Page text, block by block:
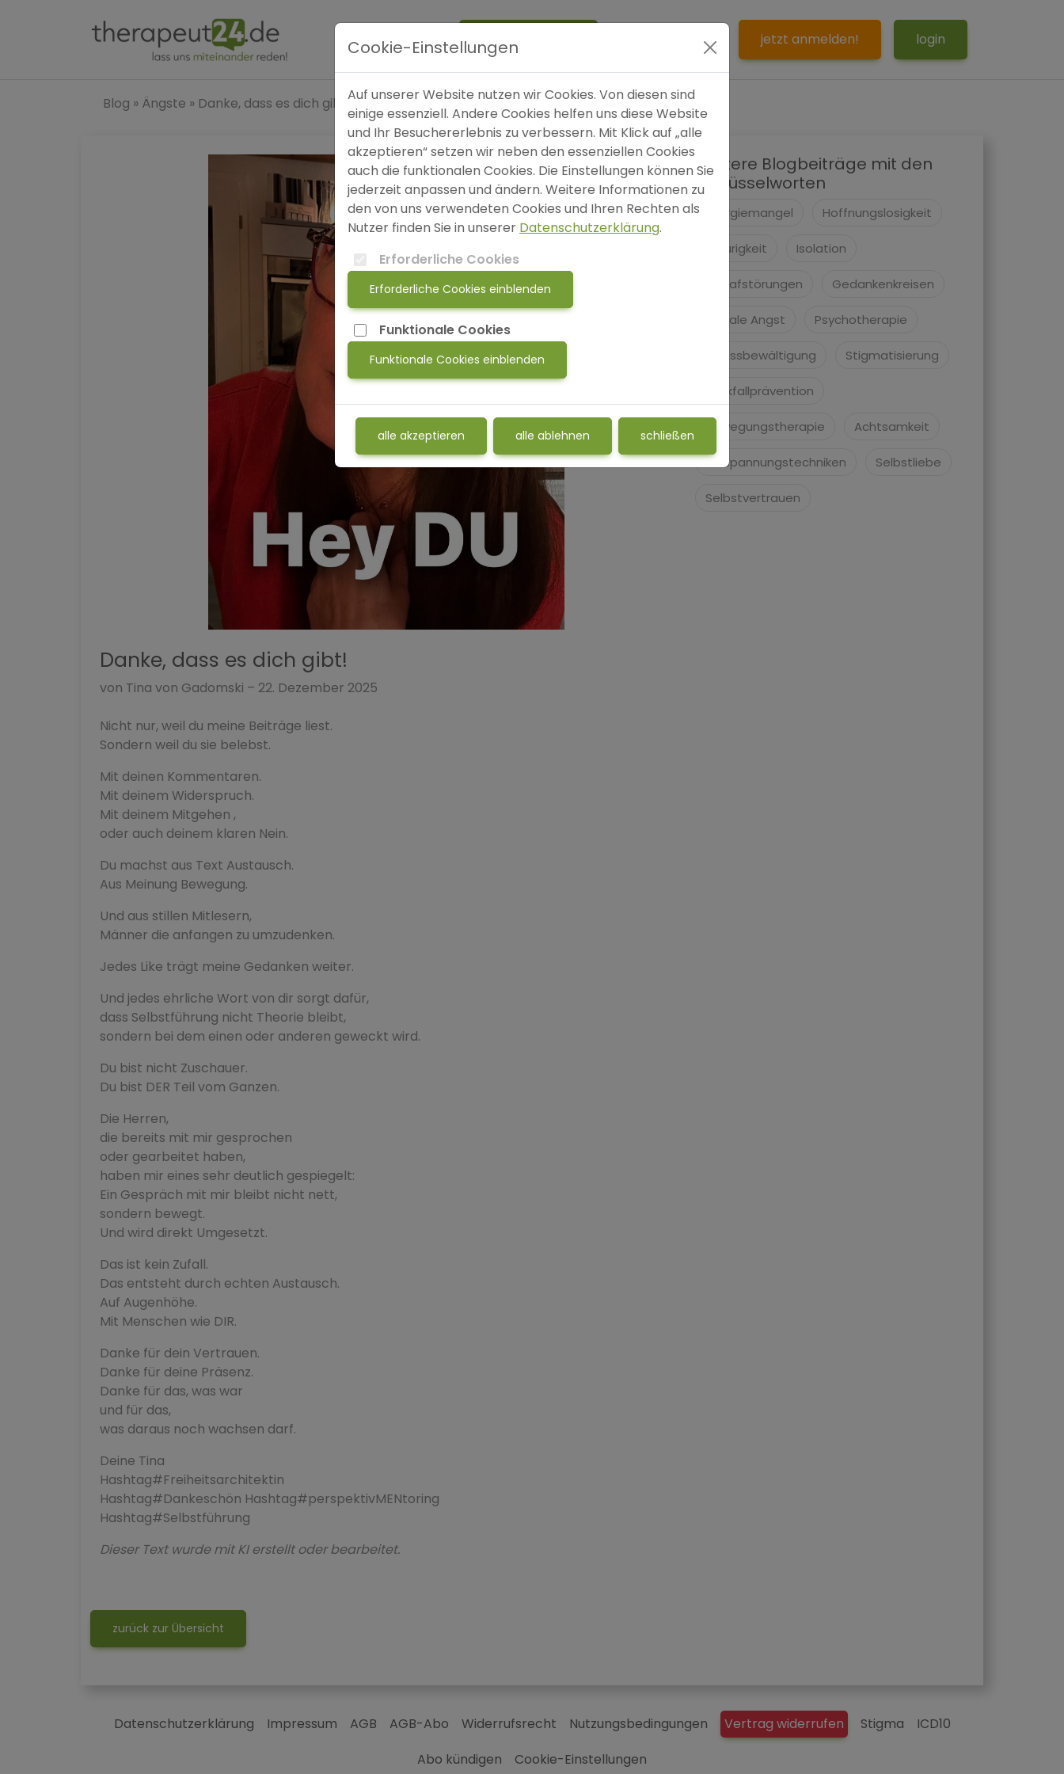
SOS jetzt anmelden! login
Blog » Ängste » Danke, dass es dich gibt!
Danke, dass es dich gibt!
von Tina von Gadomski – 22. Dezember 2025
Nicht nur, weil du meine Beiträge liest.
Sondern weil du sie belebst.
Mit deinen Kommentaren.
Mit deinem Widerspruch.
Mit deinem Mitgehen ,
oder auch deinem klaren Nein.
Du machst aus Text Austausch.
Aus Meinung Bewegung.
Und aus stillen Mitlesern,
Männer die anfangen zu umzudenken.
Jedes Like trägt meine Gedanken weiter.
Und jedes ehrliche Wort von dir sorgt dafür,
dass Selbstführung nicht Theorie bleibt,
sondern bei dem einen oder anderen geweckt wird.
Du bist nicht Zuschauer.
Du bist DER Teil vom Ganzen.
Die Herren,
die bereits mit mir gesprochen
oder gearbeitet haben,
haben mir eines sehr deutlich gespiegelt:
Ein Gespräch mit mir bleibt nicht nett,
sondern bewegt.
Und wird direkt Umgesetzt.
Das ist kein Zufall.
Das entsteht durch echten Austausch.
Auf Augenhöhe.
Mit Menschen wie DIR.
Danke für dein Vertrauen.
Danke für deine Präsenz.
Danke für das, was war
und für das,
was daraus noch wachsen darf.
Deine Tina
Hashtag#Freiheitsarchitektin
Hashtag#Dankeschön Hashtag#perspektivMENtoring
Hashtag#Selbstführung
Dieser Text wurde mit KI erstellt oder bearbeitet.
Weitere Blogbeiträge mit den
Schlüsselworten
Energiemangel Hoffnungslosigkeit
Traurigkeit Isolation
Schlafstörungen Gedankenkreisen
Soziale Angst Psychotherapie
Stressbewältigung Stigmatisierung
Rückfallprävention
Bewegungstherapie Achtsamkeit
Entspannungstechniken Selbstliebe
Selbstvertrauen
zurück zur Übersicht
Datenschutzerklärung Impressum AGB AGB-Abo Widerrufsrecht Nutzungsbedingungen Vertrag widerrufen Stigma
ICD10
Abo kündigen
Cookie-Einstellungen
Cookie-Einstellungen
Auf unserer Website nutzen wir Cookies. Von diesen sind
einige essenziell. Andere Cookies helfen uns diese Website
und Ihr Besuchererlebnis zu verbessern. Mit Klick auf „alle
akzeptieren“ setzen wir neben den essenziellen Cookies
auch die funktionalen Cookies. Die Einstellungen können Sie
jederzeit anpassen und ändern. Weitere Informationen zu
den von uns verwendeten Cookies und Ihren Rechten als
Nutzer finden Sie in unserer Datenschutzerklärung.
Erforderliche Cookies
Erforderliche Cookies einblenden
Funktionale Cookies
Funktionale Cookies einblenden
alle akzeptieren alle ablehnen schließen